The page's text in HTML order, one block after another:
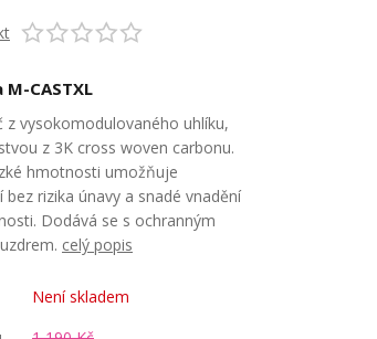
CASTXL
z vysokomodulovaného uhlíku,
z 3K cross woven carbonu.
hmotnosti umožňuje
bez rizika únavy a snadé vnadění
Dodává se s ochranným
celý popis
Není skladem